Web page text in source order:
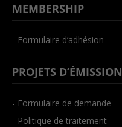
MEMBERSHIP
- Formulaire d’adhésion
PROJETS D’ÉMISSION
- Formulaire de demande
- Politique de traitement